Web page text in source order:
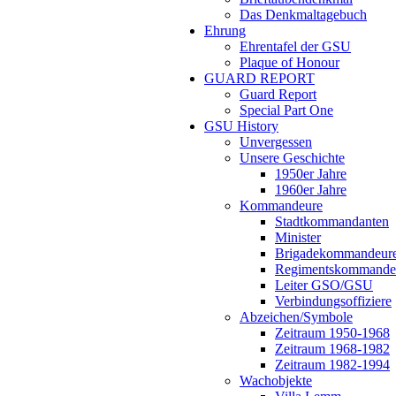
Das Denkmaltagebuch
Ehrung
Ehrentafel der GSU
Plaque of Honour
GUARD REPORT
Guard Report
Special Part One
GSU History
Unvergessen
Unsere Geschichte
1950er Jahre
1960er Jahre
Kommandeure
Stadtkommandanten
Minister
Leiter GSO/GSU
Verbindungsoffiziere
Abzeichen/Symbole
Zeitraum 1950-1968
Zeitraum 1968-1982
Zeitraum 1982-1994
Wachobjekte